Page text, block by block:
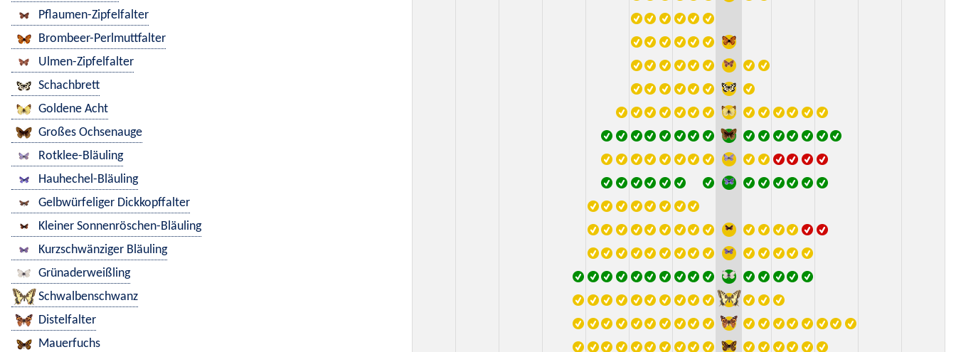
Pflaumen-Zipfelfalter
Brombeer-Perlmuttfalter
Ulmen-Zipfelfalter
Schachbrett
Goldene Acht
Großes Ochsenauge
Rotklee-Bläuling
Hauhechel-Bläuling
Gelbwürfeliger Dickkopffalter
Kleiner Sonnenröschen-Bläuling
Kurzschwänziger Bläuling
Grünaderweißling
Schwalbenschwanz
Distelfalter
Mauerfuchs